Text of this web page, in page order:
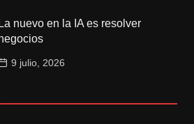
La nuevo en la IA es resolver
9 julio, 2026